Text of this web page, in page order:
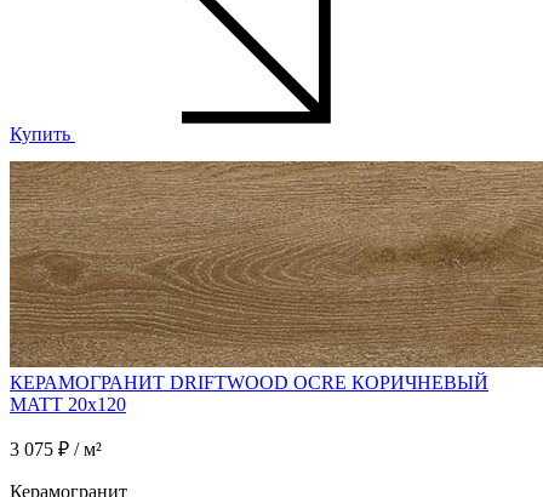
Купить
КЕРАМОГРАНИТ DRIFTWOOD OCRE КОРИЧНЕВЫЙ
MATT 20x120
3 075 ₽ / м²
Керамогранит